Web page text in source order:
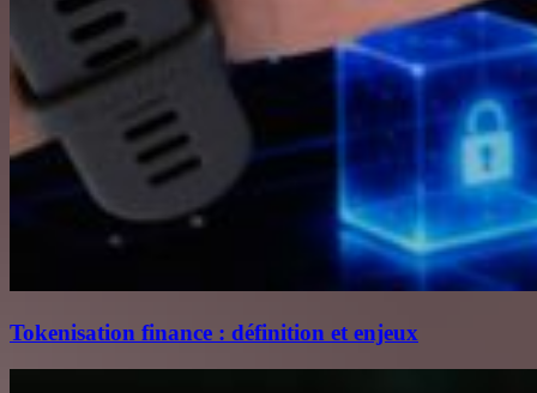
Tokenisation finance : définition et enjeux